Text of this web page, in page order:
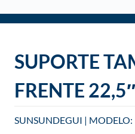
SUPORTE
FRENTE 22,5″
SUNSUNDEGUI |